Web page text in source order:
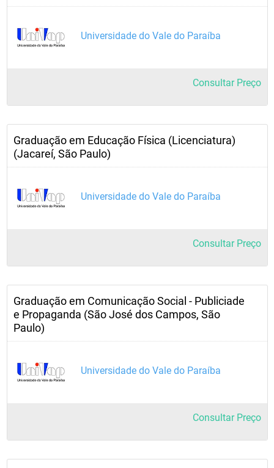
Universidade do Vale do Paraíba
Consultar Preço
Graduação em Educação Física (Licenciatura)
(Jacareí, São Paulo)
Universidade do Vale do Paraíba
Consultar Preço
Graduação em Comunicação Social - Publiciade
e Propaganda (São José dos Campos, São
Paulo)
Universidade do Vale do Paraíba
Consultar Preço